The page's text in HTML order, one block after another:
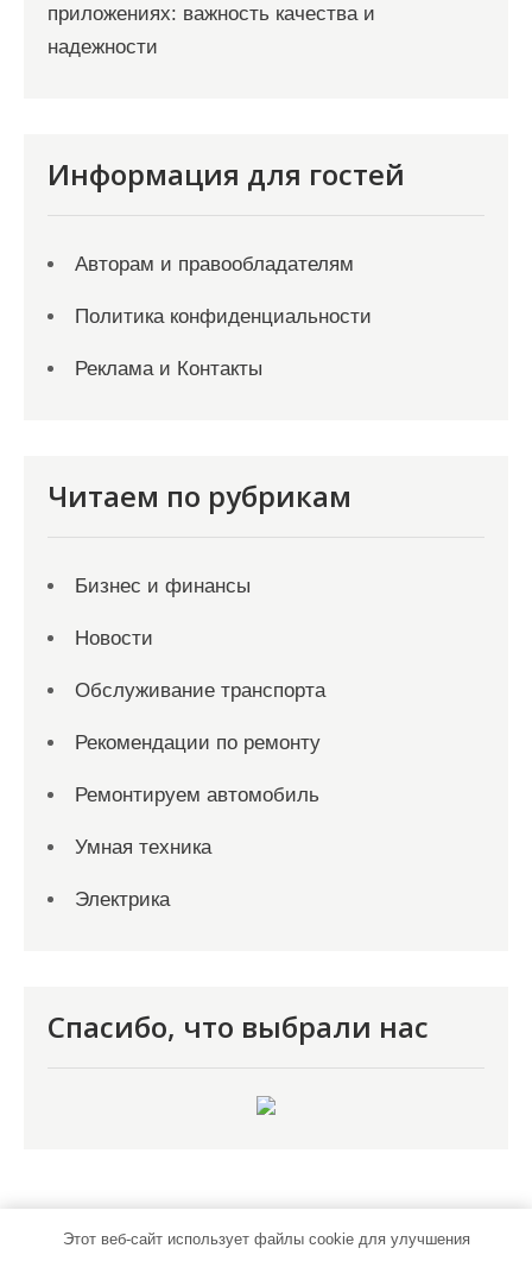
приложениях: важность качества и
надежности
Информация для гостей
Авторам и правообладателям
Политика конфиденциальности
Реклама и Контакты
Читаем по рубрикам
Бизнес и финансы
Новости
Обслуживание транспорта
Рекомендации по ремонту
Ремонтируем автомобиль
Умная техника
Электрика
Спасибо, что выбрали нас
Этот веб-сайт использует файлы cookie для улучшения